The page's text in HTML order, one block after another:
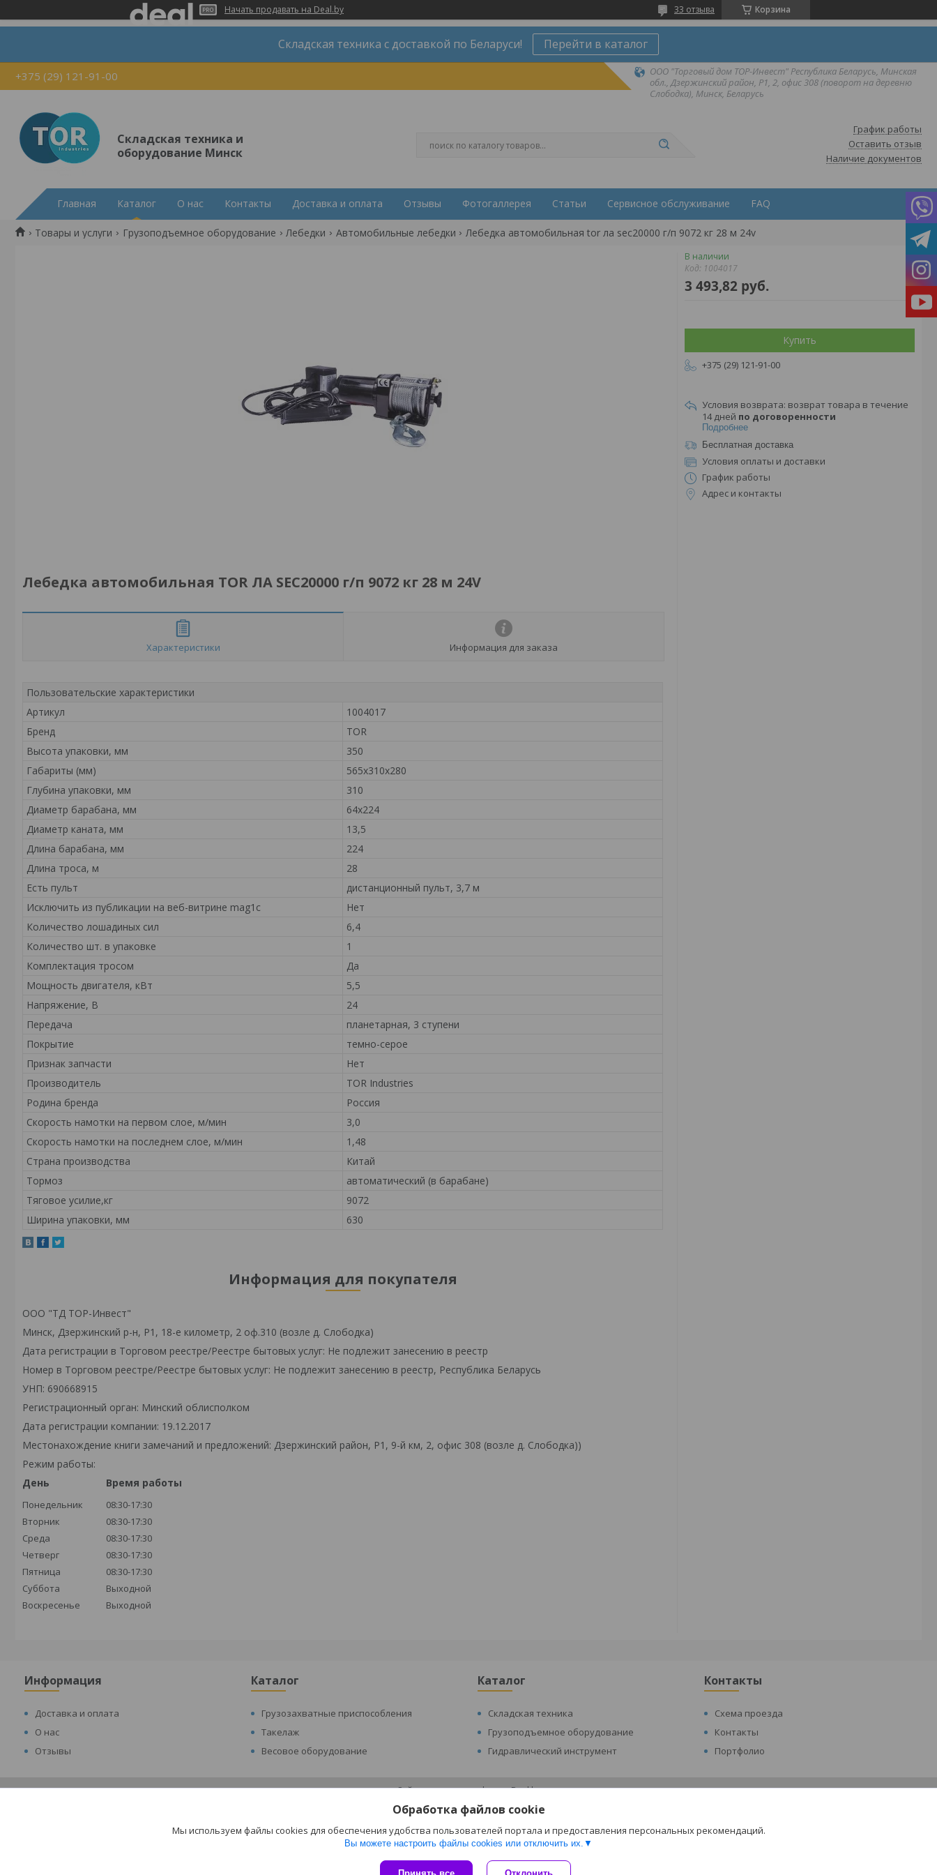
Начать продавать на Deal.by Корзина
33 отзыва
Складская техника с доставкой по Беларуси! Перейти в каталог
+375 (29) 121-91-00
ООО "Торговый дом ТОР-Инвест" Республика Беларусь, Минская
обл., Дзержинский район, Р1, 2, офис 308 (поворот на деревню
Слободка), Минск, Беларусь
Складская техника и
оборудование Минск
График работы
Оставить отзыв
Наличие документов
Главная Каталог О нас Контакты Доставка и оплата Отзывы Фотогаллерея Статьи Сервисное обслуживание FAQ
Товары и услуги Грузоподъемное оборудование Лебедки Автомобильные лебедки Лебедка автомобильная tor ла sec20000 г/п 9072 кг 28 м 24v
Лебедка автомобильная TOR ЛА SEC20000 г/п 9072 кг 28 м 24V
Характеристики Информация для заказа
Пользовательские характеристики
Артикул
1004017
Бренд
TOR
Высота упаковки, мм
350
Габариты (мм)
565х310х280
Глубина упаковки, мм
310
Диаметр барабана, мм
64х224
Диаметр каната, мм
13,5
Длина барабана, мм
224
Длина троса, м
28
Есть пульт
дистанционный пульт, 3,7 м
Исключить из публикации на веб-витрине mag1c
Нет
Количество лошадиных сил
6,4
Количество шт. в упаковке
1
Комплектация тросом
Да
Мощность двигателя, кВт
5,5
Напряжение, В
24
Передача
планетарная, 3 ступени
Покрытие
темно-серое
Признак запчасти
Нет
Производитель
TOR Industries
Родина бренда
Россия
Скорость намотки на первом слое, м/мин
3,0
Скорость намотки на последнем слое, м/мин
1,48
Страна производства
Китай
Тормоз
автоматический (в барабане)
Тяговое усилие,кг
9072
Ширина упаковки, мм
630
Информация для покупателя
ООО "ТД ТОР-Инвест"
Минск, Дзержинский р-н, Р1, 18-е километр, 2 оф.310 (возле д. Слободка)
Дата регистрации в Торговом реестре/Реестре бытовых услуг: Не подлежит занесению в реестр
Номер в Торговом реестре/Реестре бытовых услуг: Не подлежит занесению в реестр, Республика Беларусь
УНП: 690668915
Регистрационный орган: Минский облисполком
Дата регистрации компании: 19.12.2017
Местонахождение книги замечаний и предложений: Дзержинский район, Р1, 9-й км, 2, офис 308 (возле д. Слободка))
Режим работы:
День
Время работы
Понедельник
08:30-17:30
Вторник
08:30-17:30
Среда
08:30-17:30
Четверг
08:30-17:30
Пятница
08:30-17:30
Суббота
Выходной
Воскресенье
Выходной
В наличии
Код: 1004017
3 493,82 руб.
Купить
+375 (29) 121-91-00
возврат товара в течение
14 дней по договоренности
Подробнее
Бесплатная доставка
Условия оплаты и доставки
График работы
Адрес и контакты
Информация
Доставка и оплата
О нас
Отзывы
Каталог
Грузозахватные приспособления
Такелаж
Весовое оборудование
Каталог
Складская техника
Грузоподъемное оборудование
Гидравлический инструмент
Контакты
Схема проезда
Контакты
Портфолио
Сайт создан на платформе Deal.by
Политика обработки файлов cookies
Обработка файлов cookie
Мы используем файлы cookies для обеспечения удобства пользователей портала и предоставления персональных рекомендаций.
Вы можете настроить файлы cookies или отключить их.
Складская техника и оборудование Минск | Пожаловаться на контент
Select Language▼